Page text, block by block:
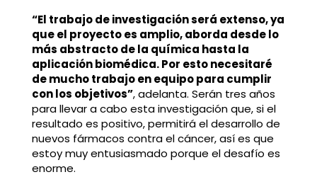
“El trabajo de investigación será extenso, ya
que el proyecto es amplio, aborda desde lo
más abstracto de la química hasta la
aplicación biomédica. Por esto necesitaré
de mucho trabajo en equipo para cumplir
con los objetivos”, adelanta. Serán tres años
para llevar a cabo esta investigación que, si el
resultado es positivo, permitirá el desarrollo de
nuevos fármacos contra el cáncer, así es que
estoy muy entusiasmado porque el desafío es
enorme.